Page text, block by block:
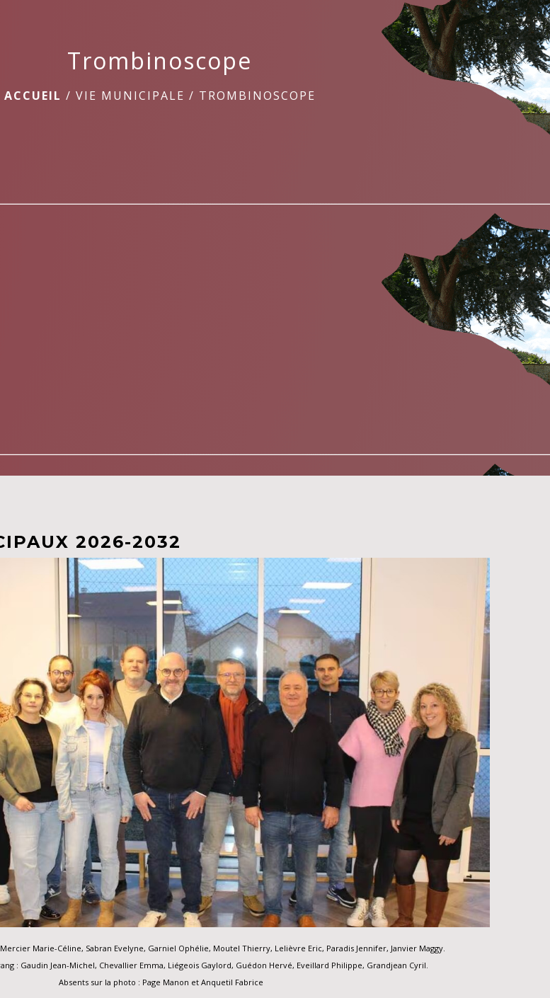
Trombinoscope
ACCUEIL / VIE MUNICIPALE / TROMBINOSCOPE
2026-2032
Marie-Céline, Sabran Evelyne, Garniel Ophélie, Moutel Thierry, Lelièvre Eric, Paradis Jennifer, Janvier Maggy.
: Gaudin Jean-Michel, Chevallier Emma, Liégeois Gaylord, Guédon Hervé, Eveillard Philippe, Grandjean Cyril.
Absents sur la photo : Page Manon et Anquetil Fabrice